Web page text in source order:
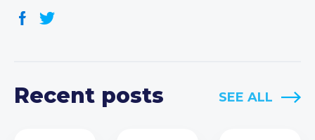
Recent posts SEE ALL